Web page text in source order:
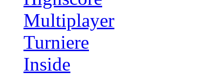
Multiplayer
Turniere
Inside